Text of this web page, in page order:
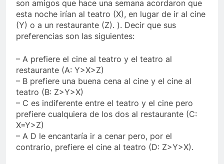
son amigos que hace una semana acordaron que
esta noche irían al teatro (X), en lugar de ir al cine
(Y) o a un restaurante (Z). ). Decir que sus
preferencias son las siguientes:
– A prefiere el cine al teatro y el teatro al
restaurante (A: Y>X>Z)
– B prefiere una buena cena al cine y el cine al
teatro (B: Z>Y>X)
– C es indiferente entre el teatro y el cine pero
prefiere cualquiera de los dos al restaurante (C:
X=Y>Z)
– A D le encantaría ir a cenar pero, por el
contrario, prefiere el cine al teatro (D: Z>Y>X).